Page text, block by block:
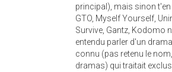
principal), mais sinon
GTO, Myself Yourself,
Survive, Gantz, Kodomo
entendu parler d'un
connu (pas retenu le
dramas) qui traitait